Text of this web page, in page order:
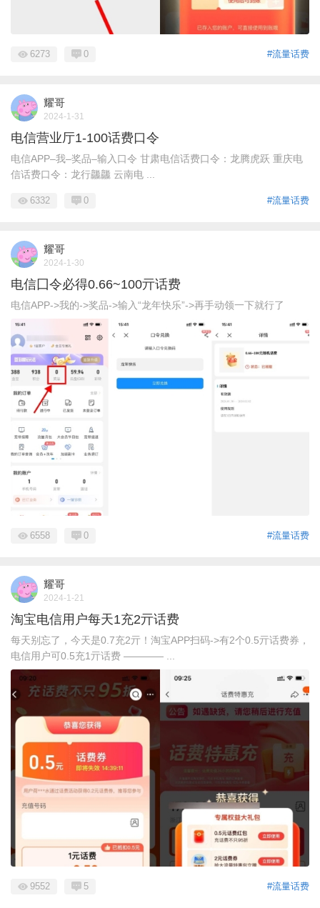
#流量话费
6273 0
耀哥
2024-1-31
电信营业厅1-100话费口令
电信APP–我–奖品–输入口令 甘肃电信话费口令：龙腾虎跃 重庆电
信话费口令：龙行龘龘 云南电 ...
#流量话费
6332 0
耀哥
2024-1-30
电信囗令必得0.66~100亓话费
电信APP->我的->奖品->输入“龙年快乐”->再手动领一下就行了
#流量话费
6558 0
耀哥
2024-1-21
淘宝电信用户每天1充2亓话费
每天别忘了，今天是0.7充2亓！淘宝APP扫码->有2个0.5亓话费券，
电信用户可0.5充1亓话费 ———— ...
#流量话费
9552 5